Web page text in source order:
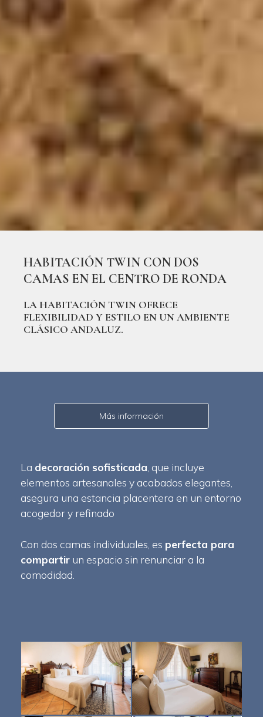
HABITACIÓN TWIN CON DOS
CAMAS EN EL CENTRO DE RONDA
LA HABITACIÓN TWIN OFRECE
FLEXIBILIDAD Y ESTILO EN UN AMBIENTE
CLÁSICO ANDALUZ.
Más información
La decoración sofisticada , que incluye
elementos artesanales y acabados elegantes,
asegura una estancia placentera en un entorno
acogedor y refinado
Con dos camas individuales, es perfecta para
compartir un espacio sin renunciar a la
comodidad.